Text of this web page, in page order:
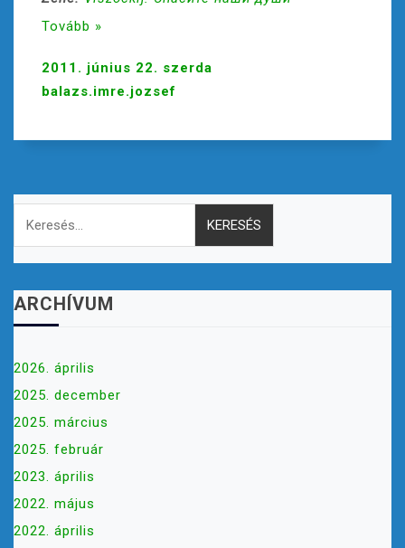
Tovább »
2011. június 22. szerda
balazs.imre.jozsef
Keresés:
ARCHÍVUM
2026. április
2025. december
2025. március
2025. február
2023. április
2022. május
2022. április